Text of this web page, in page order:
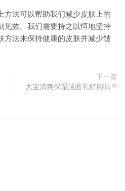
方法可以帮助我们减少皮肤上的
见效。我们需要持之以恒地坚持
方法来保持健康的皮肤并减少皱
下一篇
大宝清爽保湿洁面乳好用吗？